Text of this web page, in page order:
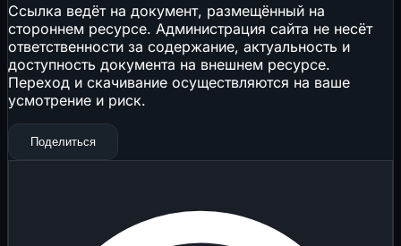
Ссылка ведёт на документ, размещённый на
стороннем ресурсе. Администрация сайта не несёт
ответственности за содержание, актуальность и
доступность документа на внешнем ресурсе.
Переход и скачивание осуществляются на ваше
усмотрение и риск.
Поделиться